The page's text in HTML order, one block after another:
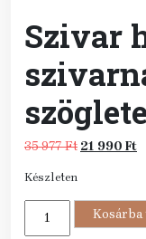
Szivar
35 977Ft Original
35
977 Ft.
21 990 Ft
Készleten
hamutartó
Kosárba